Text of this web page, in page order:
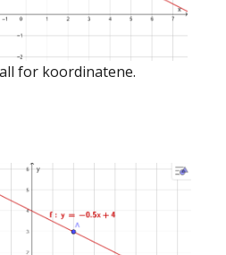
for koordinatene.